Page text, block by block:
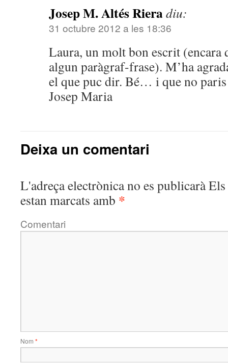
Josep M. Altés Rieradiu:
31 octubre 2012 a les 18:36
Laura, un molt bon escrit (encara
algun paràgraf-frase). M’ha
el que puc dir. Bé… i que no
Josep Maria
Deixa un comentari
L'adreça electrònica no es publicaràEls
estan marcats amb *
Comentari
Nom *